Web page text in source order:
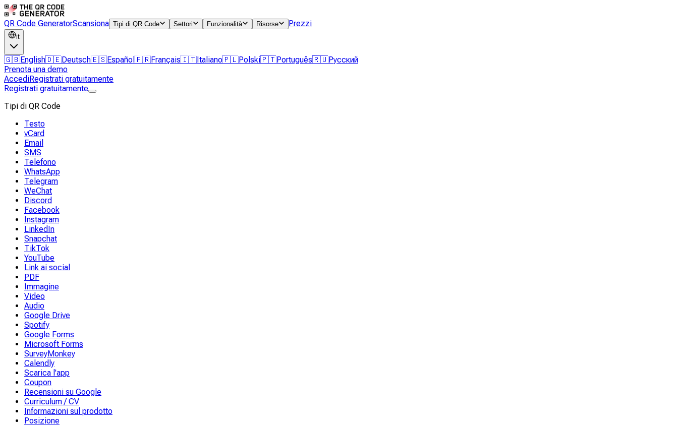
QR Code GeneratorScansiona Tipi di QR Code Settori Funzionalità Risorse Prezzi
it
🇬🇧English🇩🇪Deutsch🇪🇸Español 🇫🇷Français🇮🇹Italiano🇵🇱Polski🇵🇹Português🇷🇺Русский
Prenota una demo
AccediRegistrati gratuitamente
Registrati gratuitamente
Tipi di QR Code
Testo
vCard
Email
SMS
Telefono
WhatsApp
Telegram
WeChat
Discord
Facebook
Instagram
LinkedIn
Snapchat
TikTok
YouTube
Link ai social
PDF
Immagine
Video
Audio
Google Drive
Spotify
Google Forms
Microsoft Forms
SurveyMonkey
Calendly
Scarica l'app
Coupon
Recensioni su Google
Curriculum / CV
Informazioni sul prodotto
Posizione